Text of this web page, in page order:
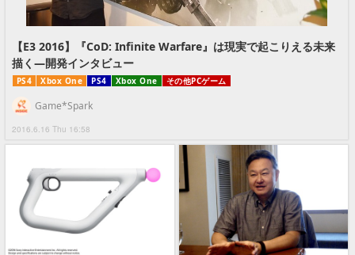
【E3 2016】『CoD: Infinite Warfare』は現実で起こりえる未来
描く―開発インタビュー
PS4 Xbox One PS4 Xbox One その他PCゲーム
2016.6.16 Thu 16:58
Game*Spark